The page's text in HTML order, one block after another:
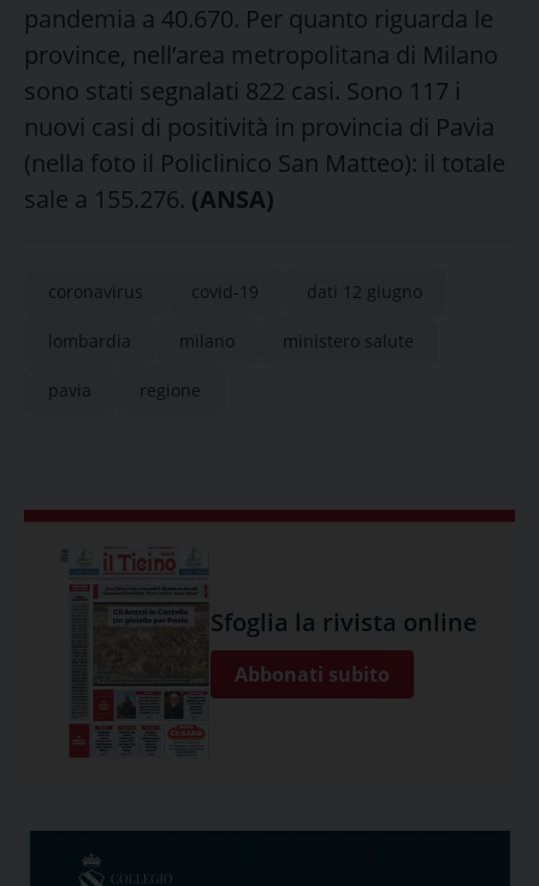
pandemia a 40.670. Per quanto riguarda le
province, nell’area metropolitana di Milano
sono stati segnalati 822 casi. Sono 117 i
nuovi casi di positività in provincia di Pavia
(nella foto il Policlinico San Matteo): il totale
sale a 155.276. (ANSA)
coronavirus covid-19 dati 12 giugno
lombardia milano ministero salute
pavia regione
Sfoglia la rivista online
Abbonati subito